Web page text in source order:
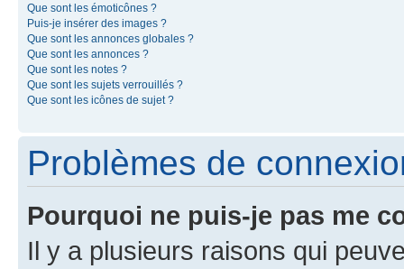
Que sont les émoticônes ?
Puis-je insérer des images ?
Que sont les annonces globales ?
Que sont les annonces ?
Que sont les notes ?
Que sont les sujets verrouillés ?
Que sont les icônes de sujet ?
Problèmes de
Pourquoi ne puis-je pas me
Il y a plusieurs raisons qui